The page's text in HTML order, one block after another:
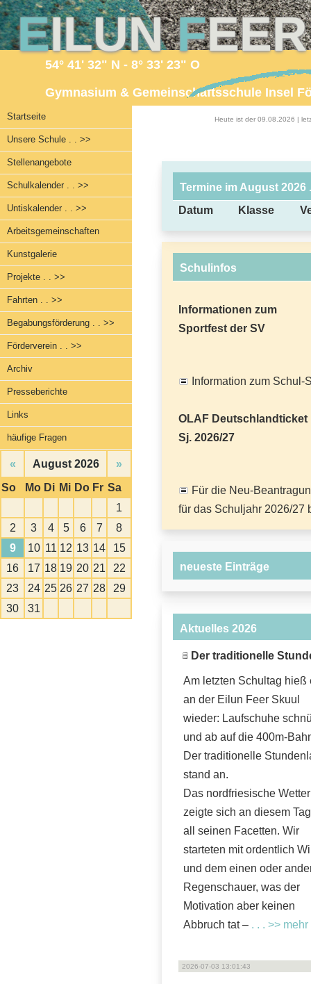
EILUNF
54° 41' 32" N - 8° 33' 23" O
Gymnasium & Gemeinschaftsschule Insel
Startseite
Unsere Schule . . >>
Stellenangebote
Schulkalender . . >>
Untiskalender . . >>
Arbeitsgemeinschaften
Kunstgalerie
Projekte . . >>
Fahrten . . >>
Begabungsförderung . . >>
Förderverein . . >>
Archiv
Presseberichte
Links
häufige Fragen
« August 2026
»
So
Mo Di Mi Do Fr Sa
1
2
3 4 5 6 7
8
9
10 11 12 13 14
15
16
17 18 19 20 21
22
23
24 25 26 27 28
29
30
31
Heute ist der 09.08.2026 |
Termine im August 2026
Datum
Klasse
Schulinfos
Informationen zum
Sportfest der SV
Information zum Schul-
OLAF Deutschlandticket
Sj. 2026/27
Für die Neu-
für das Schuljahr 2026/27
neueste Einträge
Aktuelles 2026
Der traditionelle
Am letzten Schultag hieß
an der Eilun Feer Skuul
wieder: Laufschuhe
und ab auf die 400m-
Der traditionelle
stand an.
Das nordfriesische Wetter
zeigte sich an diesem
all seinen Facetten. Wir
starteten mit ordentlich
und dem einen oder
Regenschauer, was der
Motivation aber keinen
Abbruch tat – . . . >> mehr
2026-07-03 13:01:43